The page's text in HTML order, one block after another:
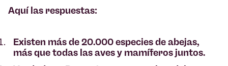
Aquí las respuestas:
Existen más de 20.000 especies de abejas,
más que todas las aves y mamíferos juntos.